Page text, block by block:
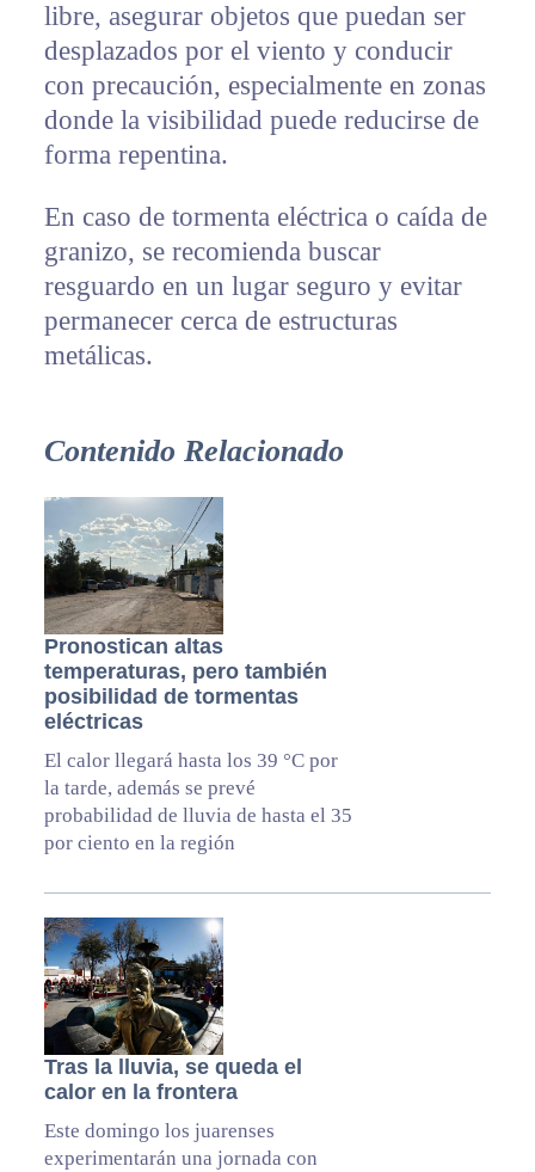
libre, asegurar objetos que puedan ser
desplazados por el viento y conducir
con precaución, especialmente en zonas
donde la visibilidad puede reducirse de
forma repentina.
En caso de tormenta eléctrica o caída de
granizo, se recomienda buscar
resguardo en un lugar seguro y evitar
permanecer cerca de estructuras
metálicas.
Contenido Relacionado
Pronostican altas
temperaturas, pero también
posibilidad de tormentas
eléctricas
El calor llegará hasta los 39 °C por
la tarde, además se prevé
probabilidad de lluvia de hasta el 35
por ciento en la región
Tras la lluvia, se queda el
calor en la frontera
Este domingo los juarenses
experimentarán una jornada con